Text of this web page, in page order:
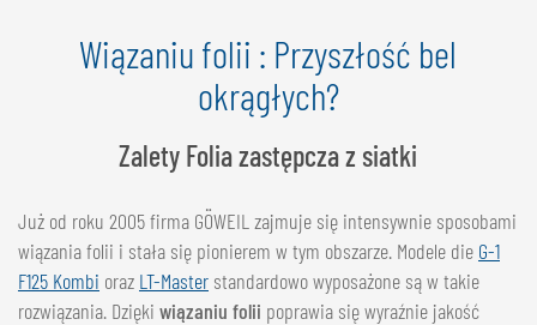
FRANÇAIS
SZWAJCARIA
DEUTSCH
FRANÇAIS
Wiązaniu folii : Przyszłość bel
okrągłych?
Zalety Folia zastępcza z siatki
Już od roku 2005 firma GÖWEIL zajmuje się intensywnie sposobami
wiązania folii i stała się pionierem w tym obszarze. Modele die G-1
F125 Kombi oraz LT-Master standardowo wyposażone są w takie
rozwiązania. Dzięki wiązaniu folii poprawia się wyraźnie jakość